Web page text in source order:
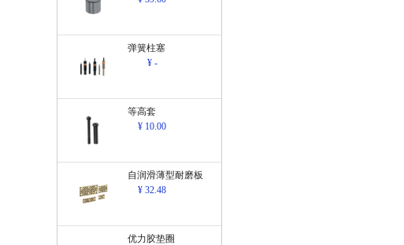
弹簧柱塞
¥ -
等高套
¥ 10.00
自润滑薄型耐磨板
¥ 32.48
优力胶垫圈